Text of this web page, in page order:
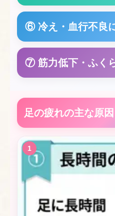
⑥ 冷え・血行不良
⑦ 筋力低下・ふく
足の疲れの主な原因
1